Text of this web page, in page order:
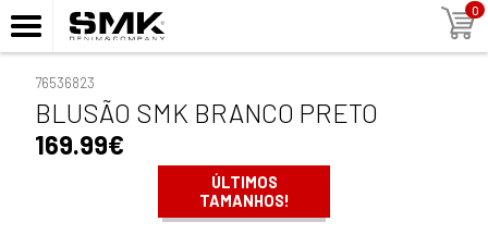
0
76536823
BLUSÃO SMK BRANCO PRETO
169.99€
ÚLTIMOS
TAMANHOS!